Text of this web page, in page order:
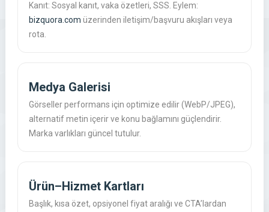
Kanıt: Sosyal kanıt, vaka özetleri, SSS. Eylem:
bizquora.com üzerinden iletişim/başvuru akışları veya
rota.
Medya Galerisi
Görseller performans için optimize edilir (WebP/JPEG),
alternatif metin içerir ve konu bağlamını güçlendirir.
Marka varlıkları güncel tutulur.
Ürün–Hizmet Kartları
Başlık, kısa özet, opsiyonel fiyat aralığı ve CTA’lardan